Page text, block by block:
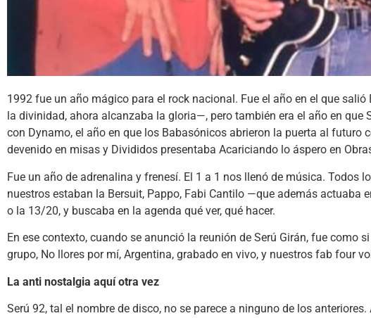
1992 fue un año mágico para el rock nacional. Fue el año en el que
la divinidad, ahora alcanzaba la gloria—, pero también era el año en
con Dynamo, el año en que los Babasónicos abrieron la puerta al
devenido en misas y Divididos presentaba Acariciando lo áspero en
Fue un año de adrenalina y frenesí. El 1 a 1 nos llenó de música. Todos
nuestros estaban la Bersuit, Pappo, Fabi Cantilo —que además actuaba
o la 13/20, y buscaba en la agenda qué ver, qué hacer.
En ese contexto, cuando se anunció la reunión de Serú Girán, fue como
grupo, No llores por mí, Argentina, grabado en vivo, y nuestros fab four
La anti nostalgia aquí otra vez
Serú 92, tal el nombre de disco, no se parece a ninguno de los